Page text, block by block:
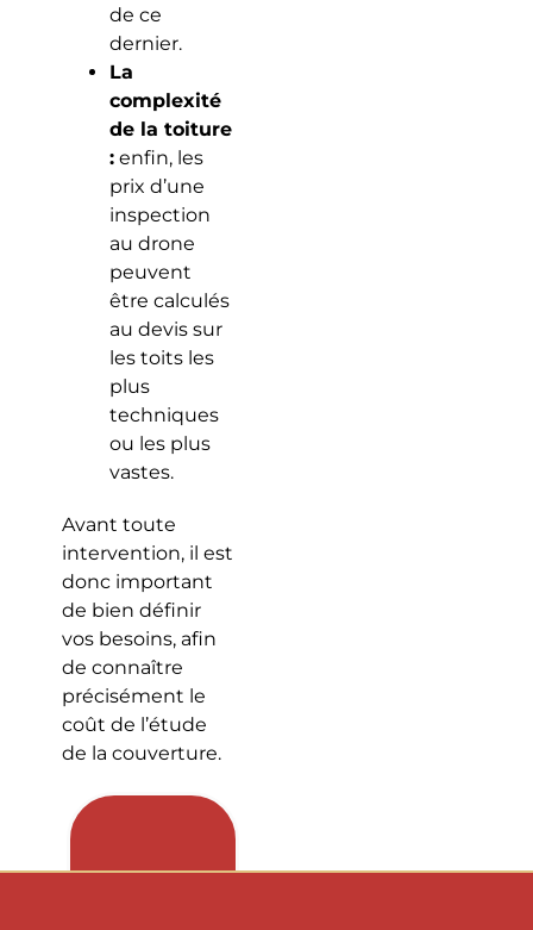
de ce
dernier.
La
complexité
de la toiture
:enfin, les
prix d’une
inspection
au drone
peuvent
être calculés
au devis sur
les toits les
plus
techniques
ou les plus
vastes.
Avant toute
intervention, il est
donc important
de bien définir
vos besoins, afin
de connaître
précisément le
coût de l’étude
de la couverture.